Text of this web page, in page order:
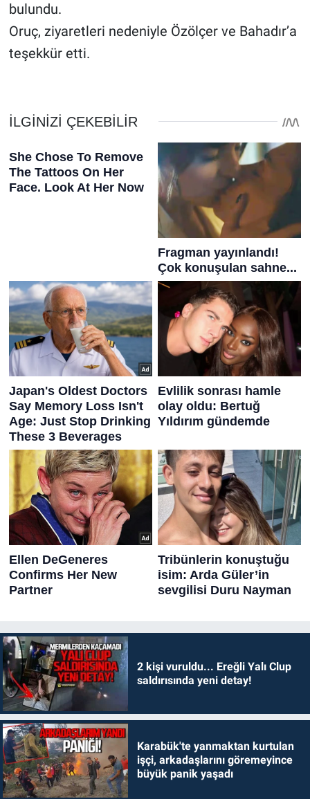
bulundu.
Oruç, ziyaretleri nedeniyle Özölçer ve Bahadır’a
teşekkür etti.
2 kişi vuruldu... Ereğli Yalı Clup
saldırısında yeni detay!
Karabük'te yanmaktan kurtulan
işçi, arkadaşlarını göremeyince
büyük panik yaşadı